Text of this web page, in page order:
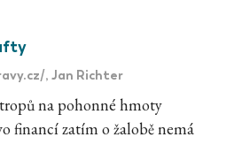
, Jan Richter
na pohonné hmoty
financí zatím o žalobě nemá